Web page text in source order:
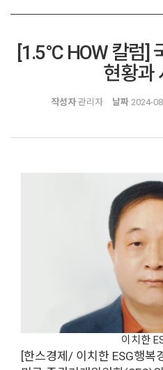
[1.5°C HOW 칼럼]
현황과
작성자관리자 날짜2024-
이치한 ESG행복
[한스경제/ 이치한 ESG행복